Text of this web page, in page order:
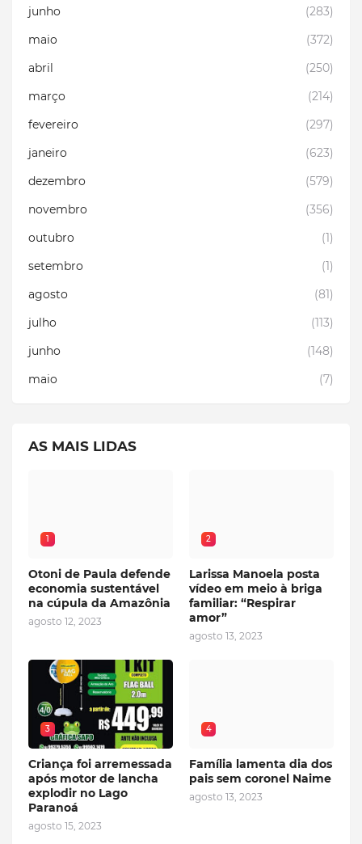
junho
(283)
maio
(372)
abril
(250)
março
(214)
fevereiro
(297)
janeiro
(623)
dezembro
(579)
novembro
(356)
outubro
(1)
setembro
(1)
agosto
(81)
julho
(113)
junho
(148)
maio
(7)
AS MAIS LIDAS
1
Otoni de Paula defende
economia sustentável
na cúpula da Amazônia
agosto 12, 2023
2
Larissa Manoela posta
vídeo em meio à briga
familiar: “Respirar
amor”
agosto 13, 2023
3
Criança foi arremessada
após motor de lancha
explodir no Lago
Paranoá
agosto 15, 2023
4
Família lamenta dia dos
pais sem coronel Naime
agosto 13, 2023